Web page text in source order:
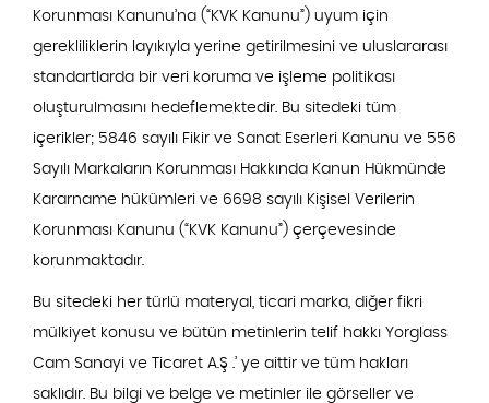
Korunması Kanunu’na (“KVK Kanunu”) uyum için
gerekliliklerin layıkıyla yerine getirilmesini ve uluslararası
standartlarda bir veri koruma ve işleme politikası
oluşturulmasını hedeflemektedir. Bu sitedeki tüm
içerikler; 5846 sayılı Fikir ve Sanat Eserleri Kanunu ve 556
Sayılı Markaların Korunması Hakkında Kanun Hükmünde
Kararname hükümleri ve 6698 sayılı Kişisel Verilerin
Korunması Kanunu (“KVK Kanunu”) çerçevesinde
korunmaktadır.
Bu sitedeki her türlü materyal, ticari marka, diğer fikri
mülkiyet konusu ve bütün metinlerin telif hakkı Yorglass
Cam Sanayi ve Ticaret A.Ş .’ ye aittir ve tüm hakları
saklıdır. Bu bilgi ve belge ve metinler ile görseller ve